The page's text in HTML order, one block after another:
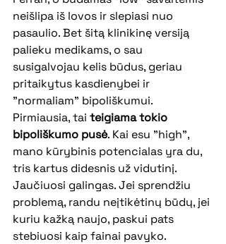
neišlipa iš lovos ir slepiasi nuo
pasaulio. Bet šitą klinikinę versiją
palieku medikams, o sau
susigalvojau kelis būdus, geriau
pritaikytus kasdienybei ir
"normaliam" bipoliškumui.
Pirmiausia, tai teigiama tokio
bipoliškumo pusė. Kai esu "high",
mano kūrybinis potencialas yra du,
tris kartus didesnis už vidutinį.
Jaučiuosi galingas. Jei sprendžiu
problemą, randu neįtikėtinų būdų, jei
kuriu kažką naujo, paskui pats
stebiuosi kaip fainai pavyko.